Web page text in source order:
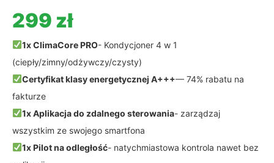
299 zł
1x ClimaCore PRO- Kondycjoner 4 w 1
(ciepły/zimny/odżywczy/czysty)
Certyfikat klasy energetycznej A+++— 74% rabatu na
fakturze
1x Aplikacja do zdalnego sterowania- zarządzaj
wszystkim ze swojego smartfona
1x Pilot na odległość- natychmiastowa kontrola nawet bez